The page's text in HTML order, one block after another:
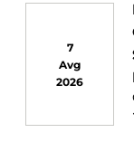
7
Avg
2026